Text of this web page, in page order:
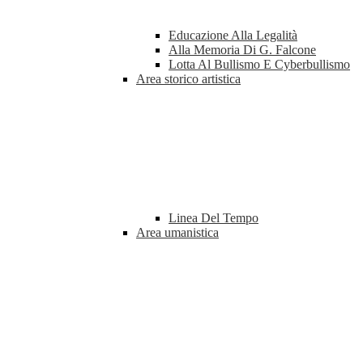
Educazione Alla Legalità
Alla Memoria Di G. Falcone
Lotta Al Bullismo E Cyberbullismo
Area storico artistica
Linea Del Tempo
Area umanistica